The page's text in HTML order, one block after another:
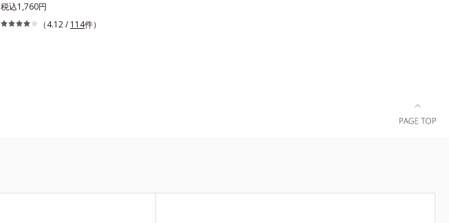
知見「メラニンの第三のルート」である「横のひ
ろがり」に着目して、全方位から透明肌(*3)を目
明感を阻害する原因(*9)にアプローチします。さ
税込1,760円
（4.12 / 114件）